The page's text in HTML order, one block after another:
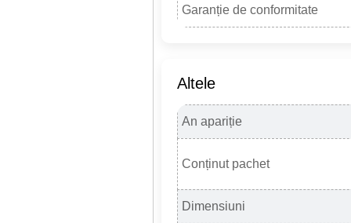
Garanție de conformitate
Altele
An apariție
Conținut pachet
Dimensiuni